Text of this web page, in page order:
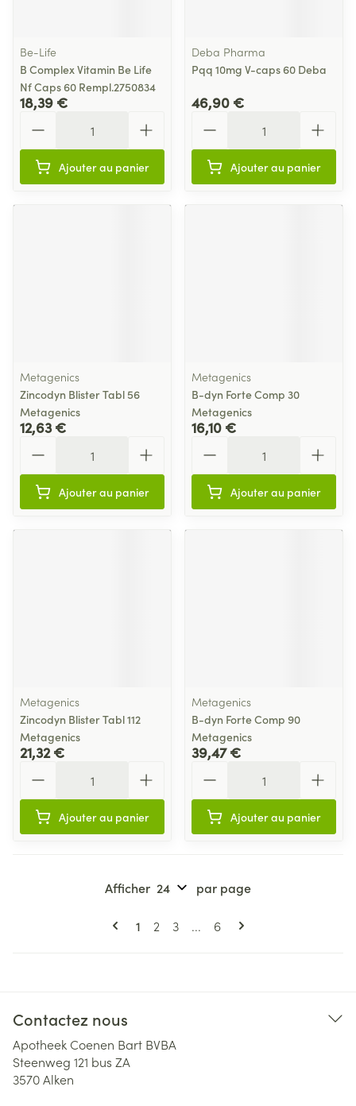
Be-Life
B Complex Vitamin Be Life
Nf Caps 60 Rempl.2750834
18,39 €
Ajouter au panier
Deba Pharma
Pqq 10mg V-caps 60 Deba
46,90 €
Ajouter au panier
Metagenics
Zincodyn Blister Tabl 56
Metagenics
12,63 €
Ajouter au panier
Metagenics
B-dyn Forte Comp 30
Metagenics
16,10 €
Ajouter au panier
Metagenics
Zincodyn Blister Tabl 112
Metagenics
21,32 €
Ajouter au panier
Metagenics
B-dyn Forte Comp 90
Metagenics
39,47 €
Ajouter au panier
Pages
Vous lisez actuellement la page
1 Page
2 Page
3 ... Page
6
Afficher par page
Contactez nous
Apotheek Coenen Bart BVBA
Steenweg 121 bus ZA
3570Alken